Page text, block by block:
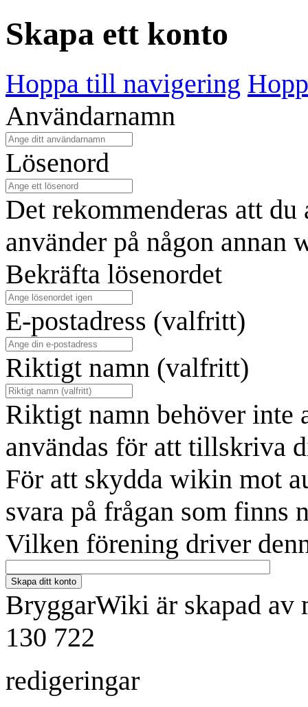
Skapa ett konto
Hoppa till navigering
Användarnamn
Lösenord
Det rekommenderas att
använder på någon annan
Bekräfta lösenordet
E-postadress (valfritt)
Riktigt namn (valfritt)
Riktigt namn behöver inte
användas för att tillskriva
För att skydda wikin mot
svara på frågan som finns
Vilken förening driver
Skapa ditt konto
BryggarWiki är skapad av
130 722
redigeringar